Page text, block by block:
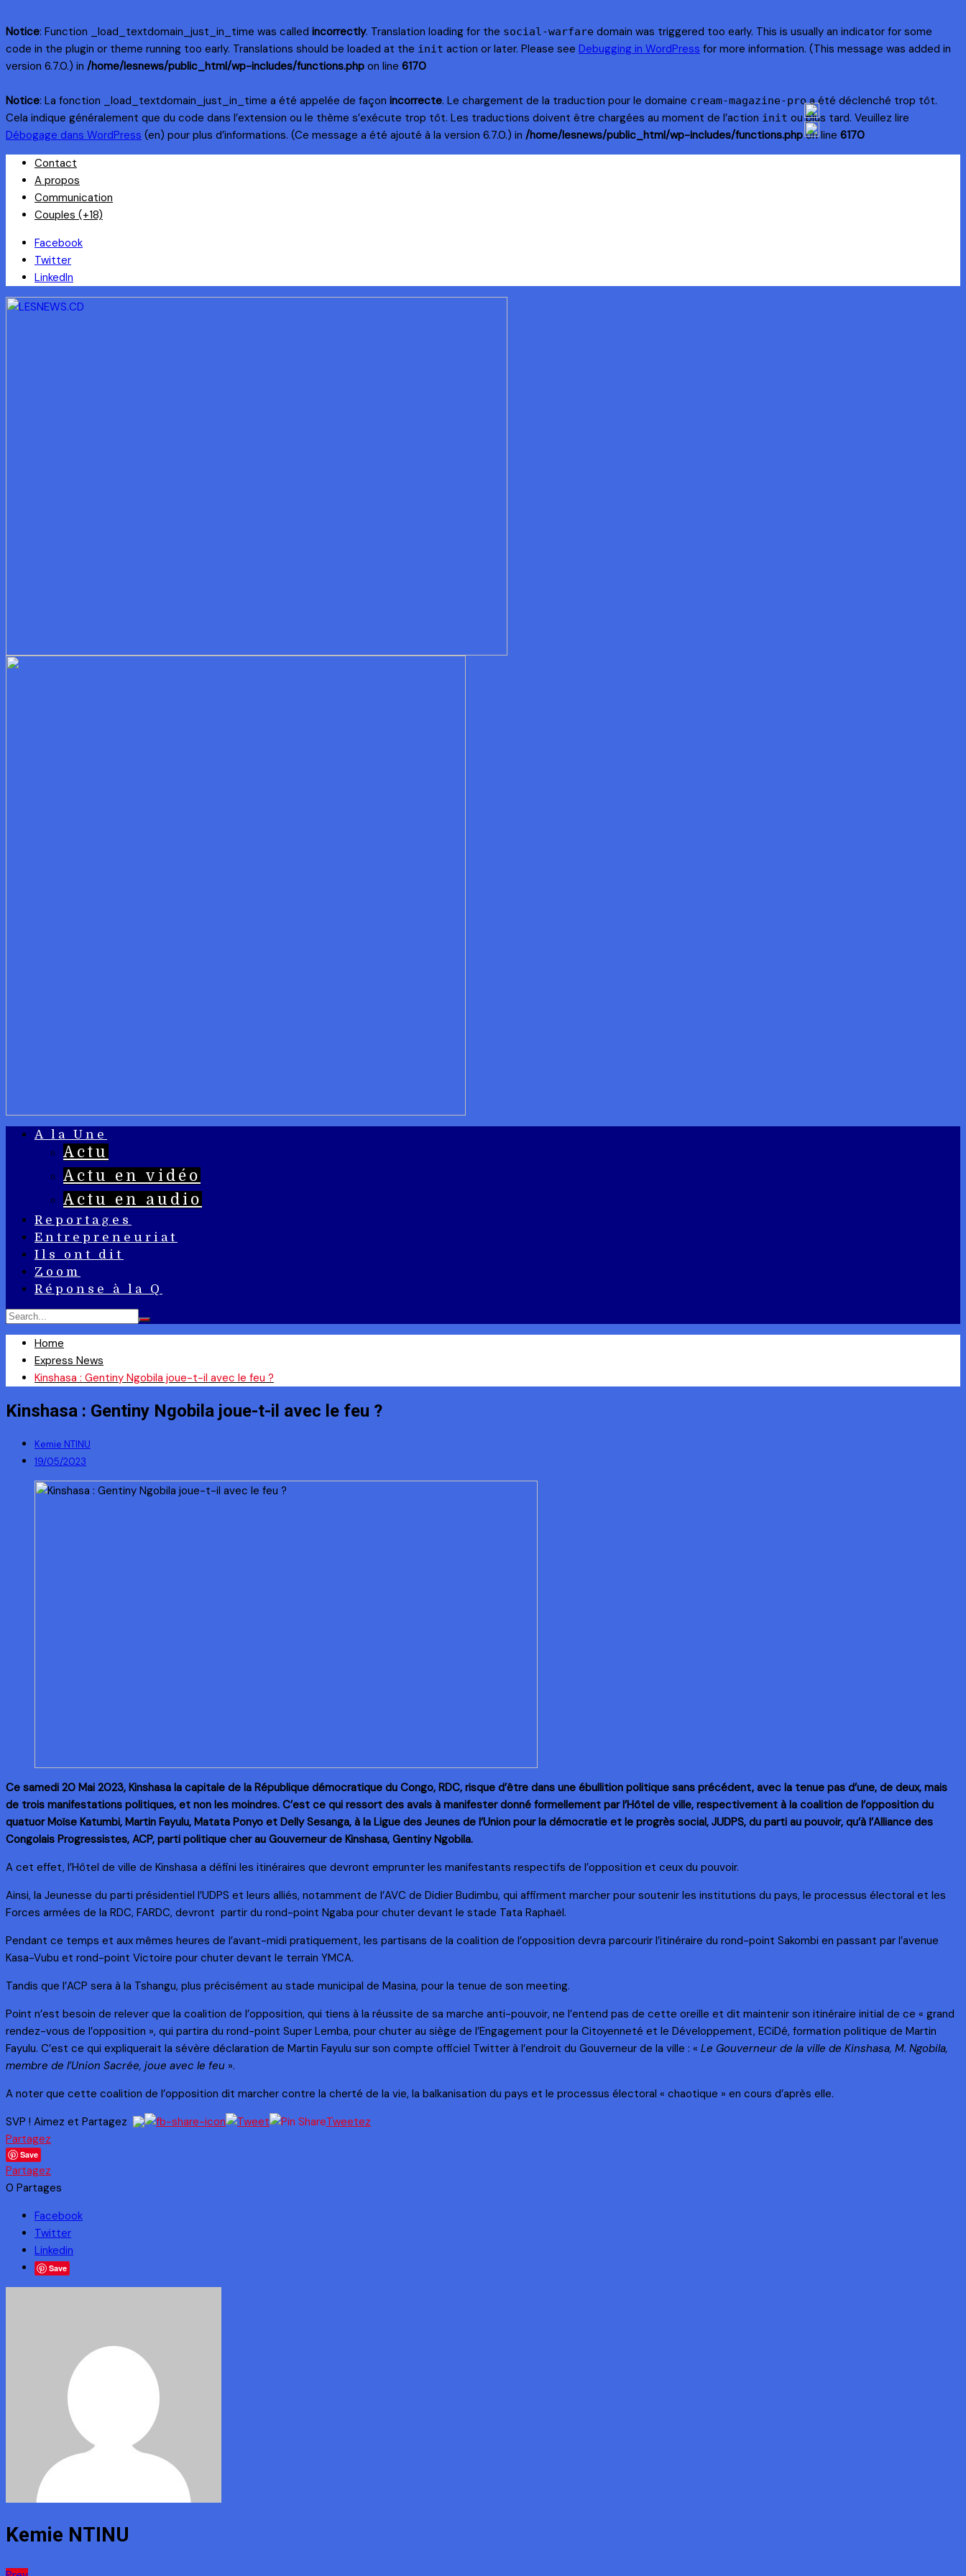
Notice: Function _load_textdomain_just_in_time was called incorrectly. Translation loading for the social-warfare domain was triggered too early. This is usually an indicator for some
code in the plugin or theme running too early. Translations should be loaded at the init action or later. Please see Debugging in WordPress for more information. (This message was added in
version 6.7.0.) in /home/lesnews/public_html/wp-includes/functions.php on line 6170
Notice: La fonction _load_textdomain_just_in_time a été appelée de façon incorrecte. Le chargement de la traduction pour le domaine cream-magazine-proa été déclenché trop tôt.
Cela indique généralement que du code dans l’extension ou le thème s’exécute trop tôt. Les traductions doivent être chargées au moment de l’action init ou plus tard. Veuillez lire
Débogage dans WordPress (en) pour plus d’informations. (Ce message a été ajouté à la version 6.7.0.) in /home/lesnews/public_html/wp-includes/functions.phpon line 6170
Skip
content
Contact
A propos
Communication
Couples (+18)
Facebook
Twitter
LinkedIn
A la Une
Actu
Actu en vidéo
Actu en audio
Reportages
Entrepreneuriat
Ils ont dit
Zoom
Réponse à la Q
Home
Express News
Kinshasa : Gentiny Ngobila joue-t-il avec le feu ?
Kinshasa : Gentiny Ngobila joue-t-il avec le feu ?
Kemie NTINU
19/05/2023
Ce samedi 20 Mai 2023, Kinshasa la capitale de la République démocratique du Congo, RDC, risque d’être dans une ébullition politique sans précédent, avec la tenue pas d’une, de deux, mais
de trois manifestations politiques, et non les moindres. C’est ce qui ressort des avals à manifester donné formellement par l’Hôtel de ville, respectivement à la coalition de l’opposition du
quatuor Moïse Katumbi, Martin Fayulu, Matata Ponyo et Delly Sesanga, à la Ligue des Jeunes de l’Union pour la démocratie et le progrès social, JUDPS, du parti au pouvoir, qu’à l’Alliance des
Congolais Progressistes, ACP, parti politique cher au Gouverneur de Kinshasa, Gentiny Ngobila.
A cet effet, l’Hôtel de ville de Kinshasa a défini les itinéraires que devront emprunter les manifestants respectifs de l’opposition et ceux du pouvoir.
Ainsi, la Jeunesse du parti présidentiel l’UDPS et leurs alliés, notamment de l’AVC de Didier Budimbu, qui affirment marcher pour soutenir les institutions du pays, le processus électoral et les
Forces armées de la RDC, FARDC, devront partir du rond-point Ngaba pour chuter devant le stade Tata Raphaël.
Pendant ce temps et aux mêmes heures de l’avant-midi pratiquement, les partisans de la coalition de l’opposition devra parcourir l’itinéraire du rond-point Sakombi en passant par l’avenue
Kasa-Vubu et rond-point Victoire pour chuter devant le terrain YMCA.
Tandis que l’ACP sera à la Tshangu, plus précisément au stade municipal de Masina, pour la tenue de son meeting.
Point n’est besoin de relever que la coalition de l’opposition, qui tiens à la réussite de sa marche anti-pouvoir, ne l’entend pas de cette oreille et dit maintenir son itinéraire initial de ce « grand
rendez-vous de l’opposition », qui partira du rond-point Super Lemba, pour chuter au siège de l’Engagement pour la Citoyenneté et le Développement, ECiDé, formation politique de Martin
Fayulu. C’est ce qui expliquerait la sévère déclaration de Martin Fayulu sur son compte officiel Twitter à l’endroit du Gouverneur de la ville : « Le Gouverneur de la ville de Kinshasa, M. Ngobila,
membre de l’Union Sacrée, joue avec le feu ».
A noter que cette coalition de l’opposition dit marcher contre la cherté de la vie, la balkanisation du pays et le processus électoral « chaotique » en cours d’après elle.
SVP ! Aimez et Partagez
Tweetez
Partagez
Save
Partagez
0 Partages
Facebook
Twitter
Linkedin
Save
Kemie NTINU